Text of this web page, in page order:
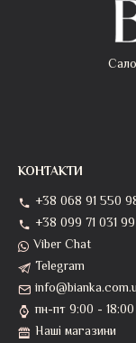
КОНТАКТИ
+38 068 91 550
+38 099 71 031 99
Viber Chat
Telegram
пн-пт 9:00 - 18:00
Наші магазини